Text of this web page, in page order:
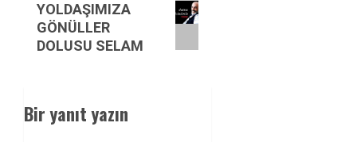
post:
YOLDAŞIMIZA
GÖNÜLLER
DOLUSU SELAM
Bir yanıt yazın